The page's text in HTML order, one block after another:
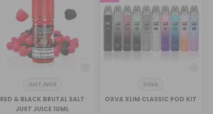
JUST JUICE
RED & BLACK BRUTAL SALT
JUST JUICE 10ML
OXVA
OXVA XLIM CLASSIC POD KIT